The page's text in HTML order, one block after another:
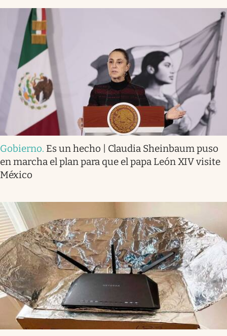
Gobierno. Es un hecho | Claudia Sheinbaum puso
en marcha el plan para que el papa León XIV visite
México